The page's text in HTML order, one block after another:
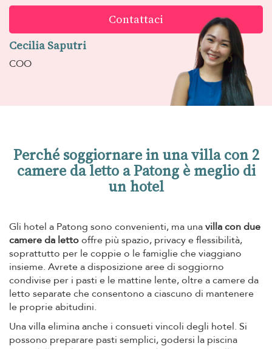
Contattaci
Cecilia Saputri
COO
Perché soggiornare in una villa con 2
camere da letto a Patong è meglio di
un hotel
Gli hotel a Patong sono convenienti, ma unavilla con due
camere da lettooffre più spazio, privacy e flessibilità,
soprattutto per le coppie o le famiglie che viaggiano
insieme. Avrete a disposizione aree di soggiorno
condivise per i pasti e le mattine lente, oltre a camere da
letto separate che consentono a ciascuno di mantenere
le proprie abitudini.
Una villa elimina anche i consueti vincoli degli hotel. Si
possono preparare pasti semplici, godersi la piscina